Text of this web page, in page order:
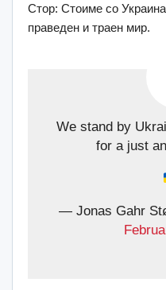
Стор: Стоиме со
праведен и траен мир.
We stand by
for a just
— Jonas Gahr